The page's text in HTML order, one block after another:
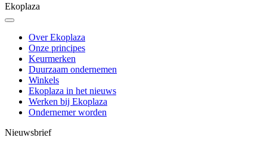
Ekoplaza
Over Ekoplaza
Onze principes
Keurmerken
Duurzaam ondernemen
Winkels
Ekoplaza in het nieuws
Werken bij Ekoplaza
Ondernemer worden
Nieuwsbrief